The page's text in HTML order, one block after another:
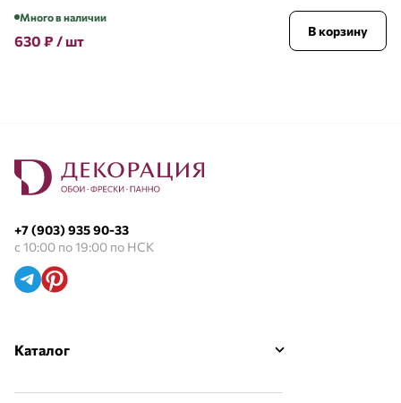
Много в наличии
630 ₽ / шт
В корзину
+7 (903) 935 90-33
с 10:00 по 19:00 по НСК
Каталог